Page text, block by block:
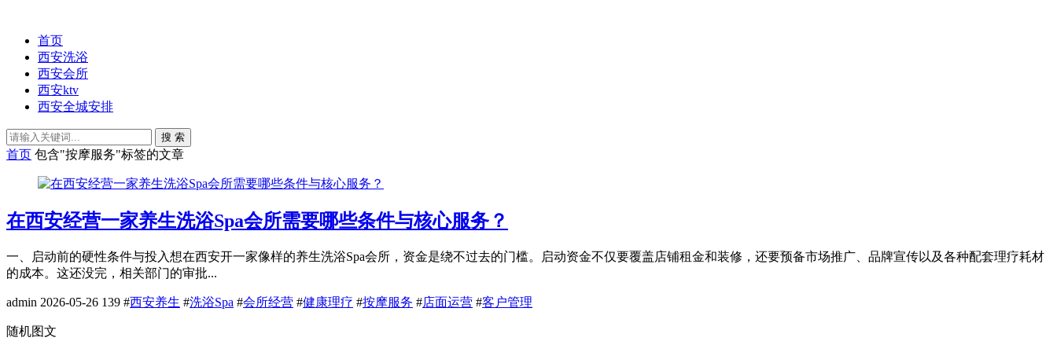
首页
西安洗浴
西安会所
西安ktv
西安全城安排
搜 索
首页 包含"按摩服务"标签的文章
在西安经营一家养生洗浴Spa会所需要哪些条件与核心服务？
一、启动前的硬性条件与投入想在西安开一家像样的养生洗浴Spa会所，资金是绕不过去的门槛。启动资金不仅要覆盖店铺租金和装修，还要预备市场推广、品牌宣传以及各种配套理疗耗材
的成本。这还没完，相关部门的审批...
admin 2026-05-26 139 #西安养生 #洗浴Spa #会所经营 #健康理疗 #按摩服务 #店面运营 #客户管理
随机图文